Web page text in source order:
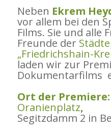
Neben Ekrem
vor allem bei den
Films. Sie und alle
Freunde der
„Friedrichshain-
laden wir zur
Dokumentarfilms
Ort der Premiere:
Oranienplatz,
Segitzdamm 2 in